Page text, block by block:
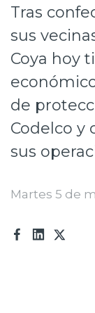
Innovación
Prensa
Trabaja en
Acceso
Tras
sus
Coya hoy
de
Codelco y
sus
Martes 5 de